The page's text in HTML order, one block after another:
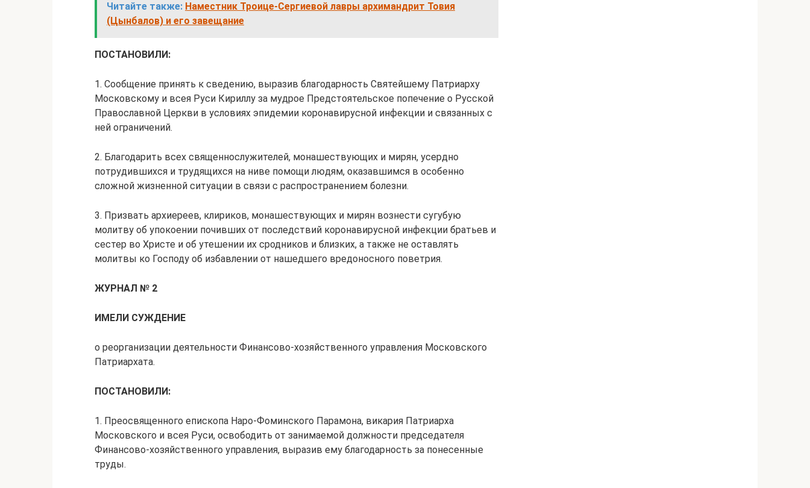
Читайте также: Наместник Троице-Сергиевой лавры архимандрит Товия
(Цынбалов) и его завещание
ПОСТАНОВИЛИ:
1. Сообщение принять к сведению, выразив благодарность Святейшему Патриарху
Московскому и всея Руси Кириллу за мудрое Предстоятельское попечение о Русской
Православной Церкви в условиях эпидемии коронавирусной инфекции и связанных с
ней ограничений.
2. Благодарить всех священнослужителей, монашествующих и мирян, усердно
потрудившихся и трудящихся на ниве помощи людям, оказавшимся в особенно
сложной жизненной ситуации в связи с распространением болезни.
3. Призвать архиереев, клириков, монашествующих и мирян вознести сугубую
молитву об упокоении почивших от последствий коронавирусной инфекции братьев и
сестер во Христе и об утешении их сродников и близких, а также не оставлять
молитвы ко Господу об избавлении от нашедшего вредоносного поветрия.
ЖУРНАЛ № 2
ИМЕЛИ СУЖДЕНИЕ
о реорганизации деятельности Финансово-хозяйственного управления Московского
Патриархата.
ПОСТАНОВИЛИ:
1. Преосвященного епископа Наро-Фоминского Парамона, викария Патриарха
Московского и всея Руси, освободить от занимаемой должности председателя
Финансово-хозяйственного управления, выразив ему благодарность за понесенные
труды.